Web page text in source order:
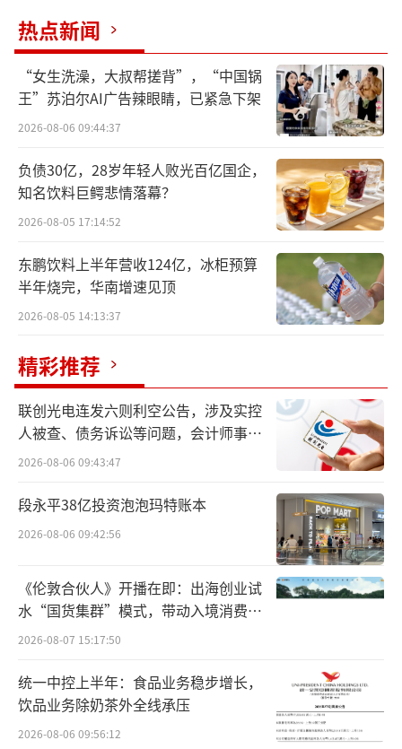
这不是卢放第一次提出“车不是快消
品”这个观点。在今年7月份，卢放就曾发长微
博谈过这一问题，在10月15日当天卢放还转发
了这条长微博。在这条微博中，卢放指出，在
消费升级、技术迭代和金融方案普及的推动
下，汽车行业正呈现出明显的“快消品化”趋
势：新车迭代速度加快，营销方式愈发多元，
消费心态也在发生转变，换车周期缩短至3-5
热点新闻
“女生洗澡，大叔帮搓背”，“中国锅
王”苏泊尔AI广告辣眼睛，已紧急下架
2026-08-06 09:44:37
负债30亿，28岁年轻人败光百亿国企，
知名饮料巨鳄悲情落幕？
2026-08-05 17:14:52
东鹏饮料上半年营收124亿，冰柜预算
半年烧完，华南增速见顶
2026-08-05 14:13:37
精彩推荐
联创光电连发六则利空公告，涉及实控
人被查、债务诉讼等问题，会计师事务
所曾出具“保留意见”
2026-08-06 09:43:47
段永平38亿投资泡泡玛特账本
2026-08-06 09:42:56
《伦敦合伙人》开播在即：出海创业试
水“国货集群”模式，带动入境消费反
向种草
2026-08-07 15:17:50
统一中控上半年：食品业务稳步增长，
饮品业务除奶茶外全线承压
2026-08-06 09:56:12